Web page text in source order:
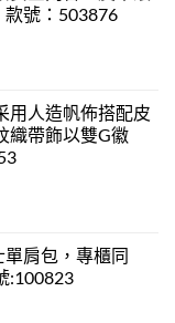
款號：503876
用人造帆佈搭配皮
織帶飾以雙G徽
肩包，專櫃同
:100823